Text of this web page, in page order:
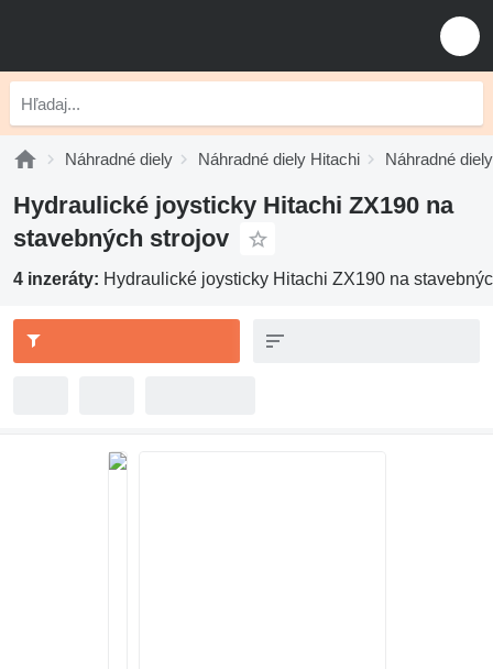
Náhradné diely Náhradné diely Hitachi Náhradné
Hydraulické joysticky Hitachi ZX190 na
stavebných strojov
4 inzeráty: Hydraulické joysticky Hitachi ZX190 na